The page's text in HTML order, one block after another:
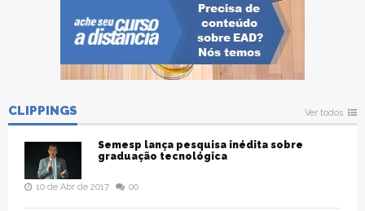
CLIPPINGS Ver todos
Semesp lança pesquisa inédita sobre
graduação tecnológica
10 de Abr de 2017 00